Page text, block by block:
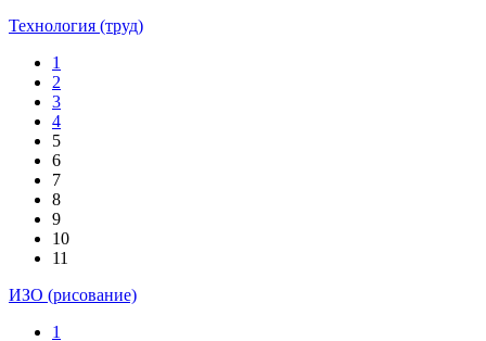
Технология (труд)
1
2
3
4
5
6
7
8
9
10
11
ИЗО (рисование)
1